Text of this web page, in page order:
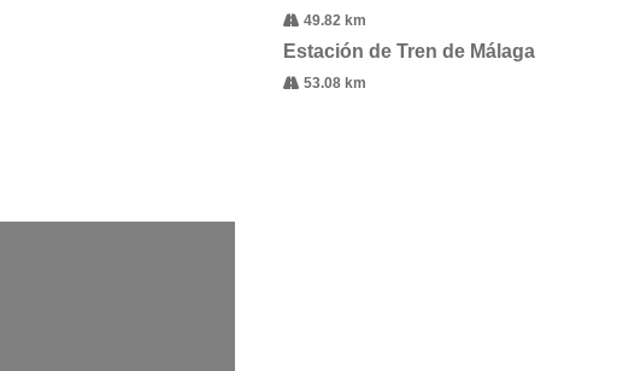
49.82 km
Estación de Tren de Málaga
53.08 km